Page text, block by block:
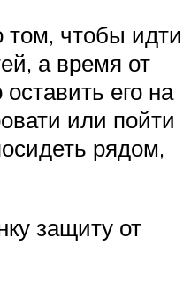
том, чтобы идти
а время от
его на
или пойти
рядом,
защиту от